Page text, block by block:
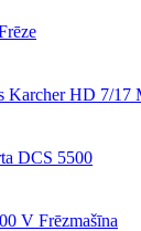
Karcher HD 7/17
DCS 5500
V Frēzmašīna